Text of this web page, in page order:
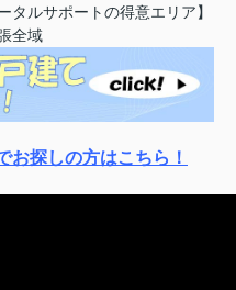
タルサポートの得意エリア】
全域
お探しの方はこちら！